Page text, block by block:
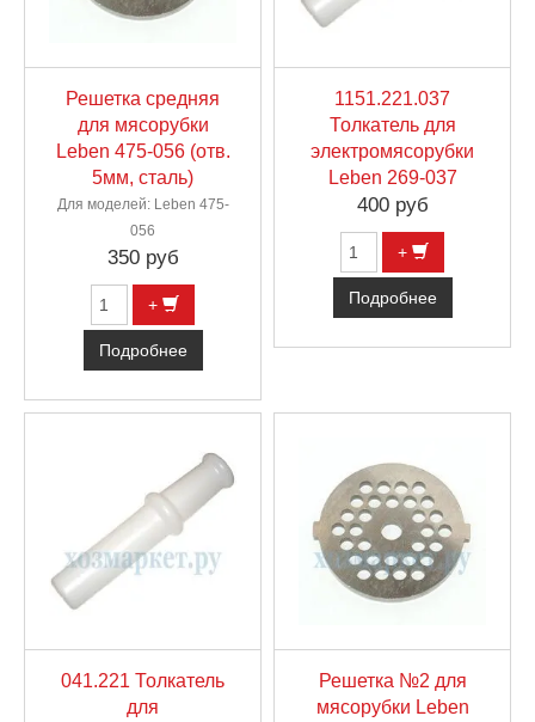
Решетка средняя
для мясорубки
Leben 475-056 (отв.
5мм, сталь)
Для моделей: Leben 475-
056
350 руб
+
Подробнее
1151.221.037
Толкатель для
электромясорубки
Leben 269-037
400 руб
+
Подробнее
041.221 Толкатель
для
Решетка №2 для
мясорубки Leben